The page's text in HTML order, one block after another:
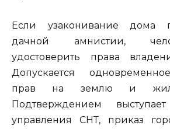
Если узаконивание дома
дачной амнистии,
удостоверить права
Допускается
прав на землю и
Подтверждением
управления СНТ, приказ